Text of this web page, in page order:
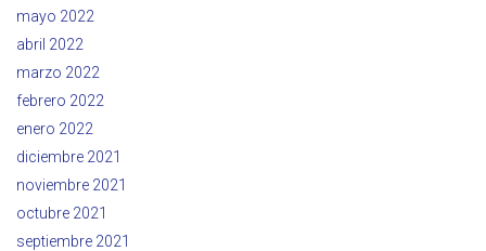
mayo 2022
abril 2022
marzo 2022
febrero 2022
enero 2022
diciembre 2021
noviembre 2021
octubre 2021
septiembre 2021